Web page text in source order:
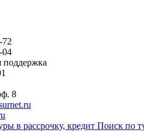
72
04
поддержка
8
в рассрочку, кредит Поиск по